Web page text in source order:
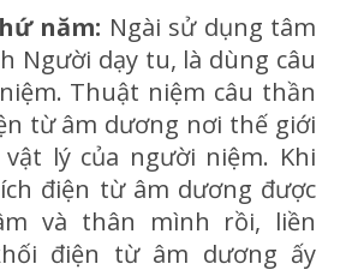
năm: Ngài sử dụng tâm
Người dạy tu, là dùng câu
Thuật niệm câu thần
từ âm dương nơi thế giới
lý của người niệm. Khi
điện từ âm dương được
và thân mình rồi, liền
điện từ âm dương ấy